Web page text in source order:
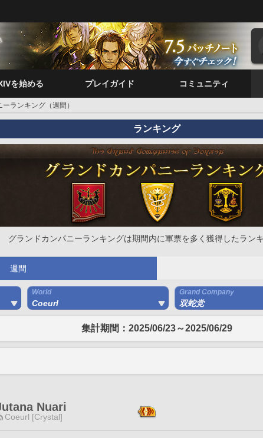
を始める プレイガイド コミュニティ
ランキング（週間）
ランキング
グランドカンパニーランキングは期間内に軍票を多く獲得したランキ
週間
World
Coeurl
Grand Company
双蛇党
集計期間：2025/06/23～2025/06/29
Nuari
Coeurl [Crystal]